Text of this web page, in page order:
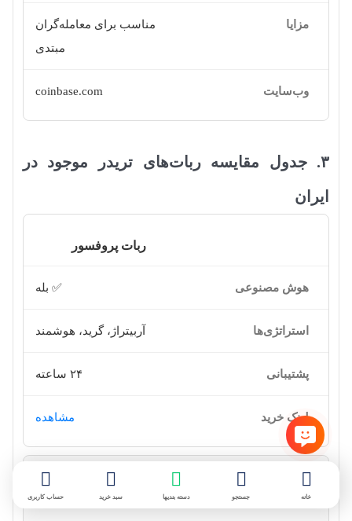
خانه جستجو دسته بندیها سبد خرید حساب کاربری
مناسب برای معامله‌گران
مبتدی
coinbase.com
۳. جدول مقایسه ربات‌های تریدر موجود در
ایران
ربات پروفسور
✅ بله
آربیتراژ، گرید، هوشمند
۲۴ ساعته
مشاهده
ربات اسمارت تریدر